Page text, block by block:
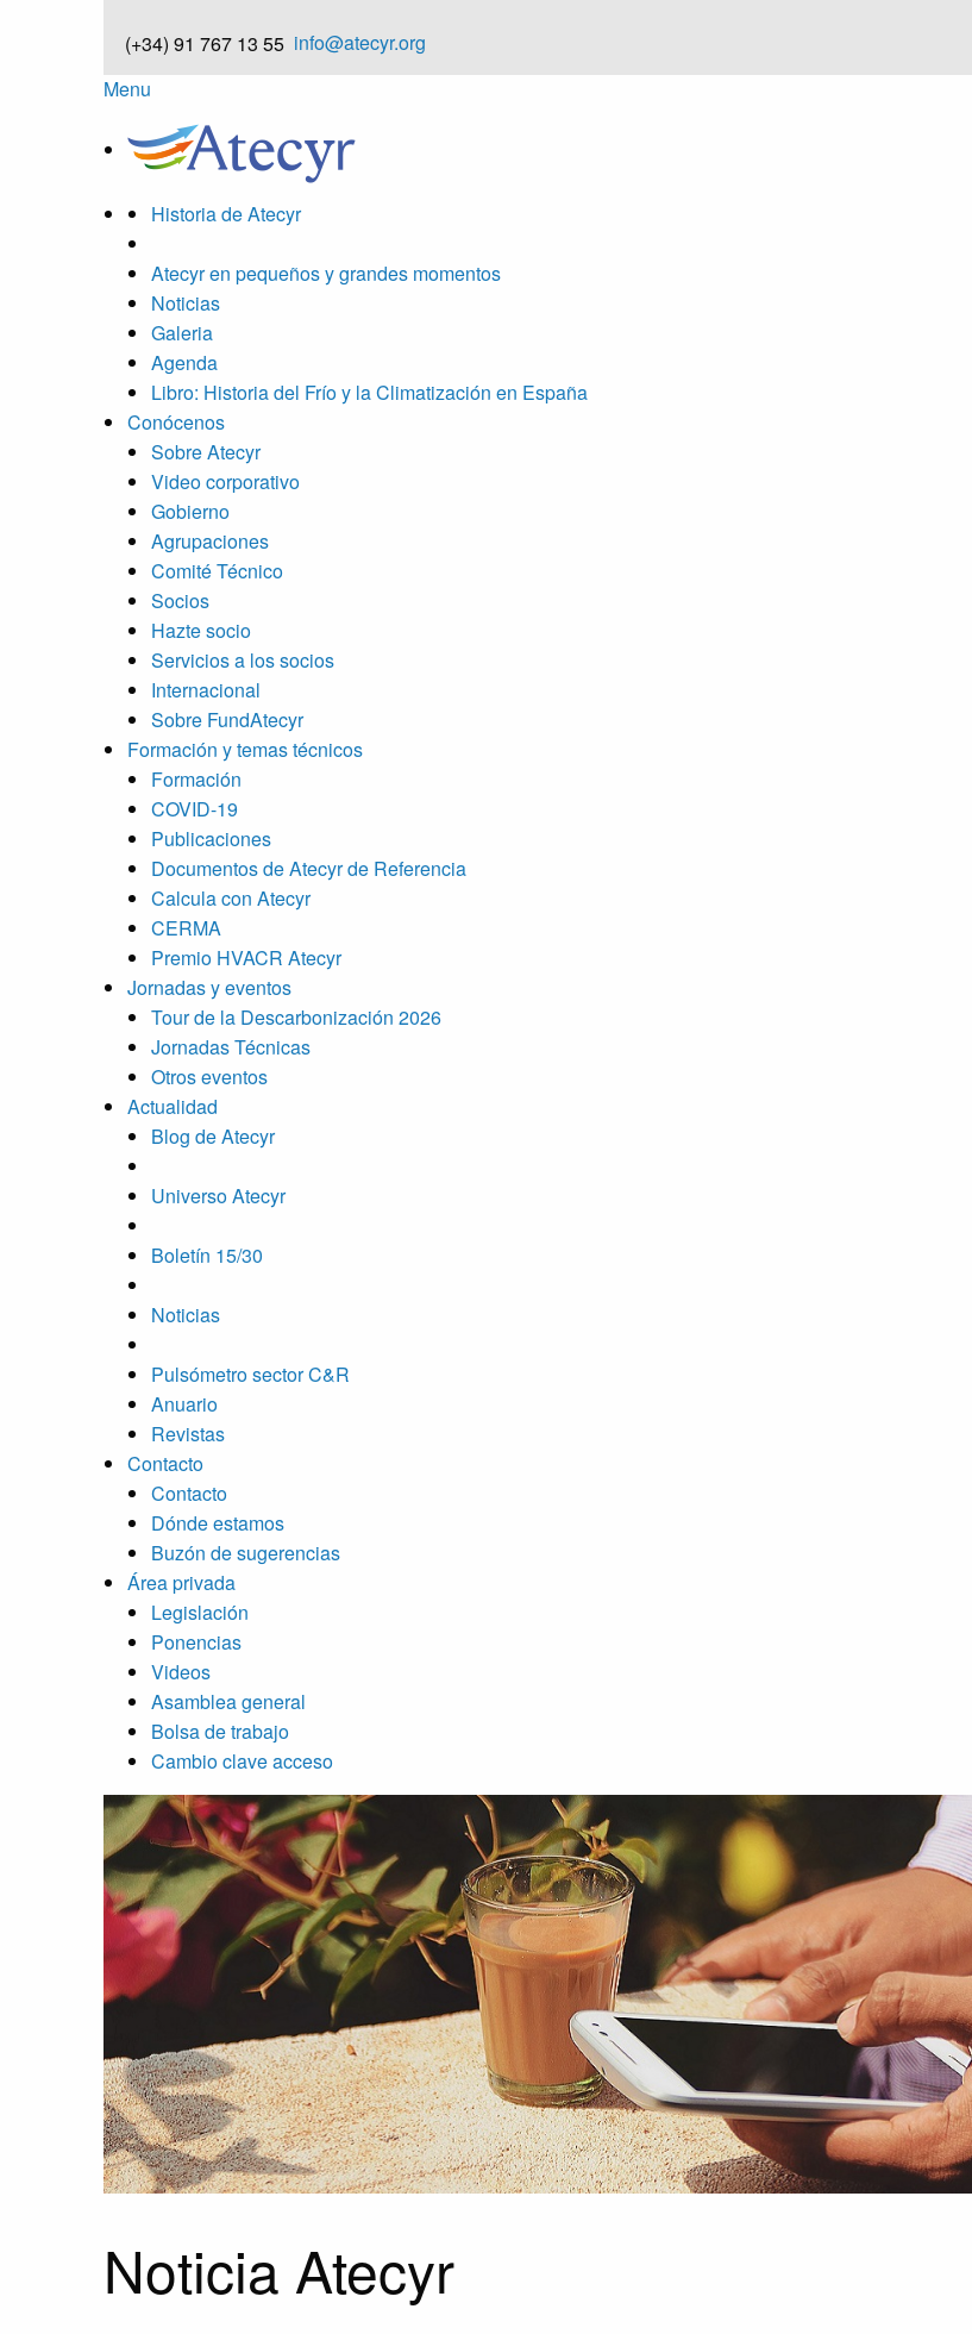
(+34) 91 767 13 55 info@atecyr.org
Menu
Historia de Atecyr
Atecyr en pequeños y grandes momentos
Noticias
Galeria
Agenda
Libro: Historia del Frío y la Climatización en España
Conócenos
Sobre Atecyr
Video corporativo
Gobierno
Agrupaciones
Comité Técnico
Socios
Hazte socio
Servicios a los socios
Internacional
Sobre FundAtecyr
Formación y temas técnicos
Formación
COVID-19
Publicaciones
Documentos de Atecyr de Referencia
Calcula con Atecyr
CERMA
Premio HVACR Atecyr
Jornadas y eventos
Tour de la Descarbonización 2026
Jornadas Técnicas
Otros eventos
Actualidad
Blog de Atecyr
Universo Atecyr
Boletín 15/30
Noticias
Pulsómetro sector C&R
Anuario
Revistas
Contacto
Contacto
Dónde estamos
Buzón de sugerencias
Área privada
Legislación
Ponencias
Videos
Asamblea general
Bolsa de trabajo
Cambio clave acceso
Noticia Atecyr